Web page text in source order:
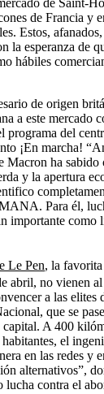
de Francia y
Estos,
la esperanza de
hábiles
de origen
a este mercado
programa del
¡En marcha!
Macron ha
y la apertura
Para él,
importante como
Le Pen, la
abril, no vienen
a las elites
que se
A 400
el
en las redes y
alternativos”,
lucha contra el